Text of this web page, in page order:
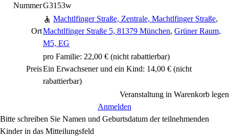
NummerG3153w
Ort
Machtlfinger Straße, Zentrale, Machtlfinger Straße,
Machtlfinger Straße 5, 81379 München, Grüner Raum,
M5, EG
Preis
pro Familie: 22,00 € (nicht rabattierbar)
Ein Erwachsener und ein Kind: 14,00 € (nicht
rabattierbar)
Veranstaltung in Warenkorb legen
Anmelden
Bitte schreiben Sie Namen und Geburtsdatum der teilnehmenden
Kinder in das Mitteilungsfeld